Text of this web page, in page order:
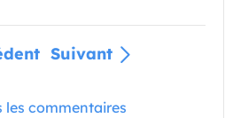
Suivant
les commentaires